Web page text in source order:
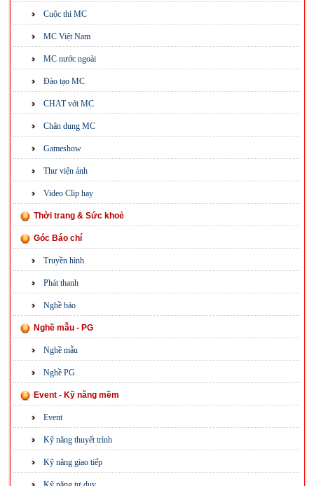
Cuộc thi MC
MC Việt Nam
MC nước ngoài
Đào tạo MC
CHAT với MC
Chân dung MC
Gameshow
Thư viện ảnh
Video Clip hay
Thời trang & Sức khoẻ
Góc Báo chí
Truyền hình
Phát thanh
Nghề báo
Nghề mẫu - PG
Nghề mẫu
Nghề PG
Event - Kỹ năng mềm
Event
Kỹ năng thuyết trình
Kỹ năng giao tiếp